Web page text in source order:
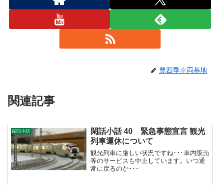
豊四季車両基地
関連記事
閑話小話
閑話小話 40 緊急事態宣言 観光
列車運休について
観光列車に厳しい状況ですね･･･車内販売
等のサービスも中止しています。いつ通
常に戻るのか･･･